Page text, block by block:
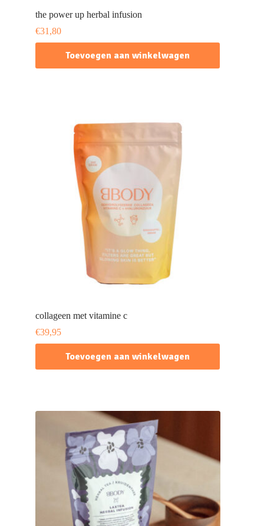
the power up herbal infusion
€31,80
Toevoegen aan winkelwagen
collageen met vitamine c
€39,95
Toevoegen aan winkelwagen